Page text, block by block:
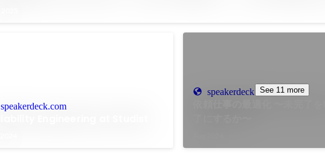
speakerdeck.com
speakerdeck.comSee 11 more